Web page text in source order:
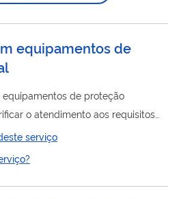
equipamentos de
equipamentos de proteção
o atendimento aos requisitos
de ensaios e elaboração de
do EPI e os resultados desses
serviço